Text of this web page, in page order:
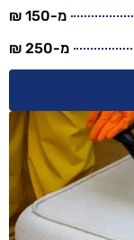
מ-150 ₪
מ-250 ₪